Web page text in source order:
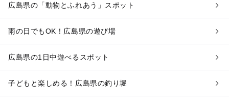
広島県の「動物とふれあう」スポット
雨の日でもOK！広島県の遊び場
広島県の1日中遊べるスポット
子どもと楽しめる！広島県の釣り堀